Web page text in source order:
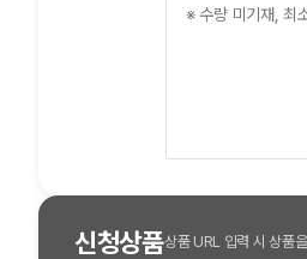
신청상품상품 URL 입력 시 상품